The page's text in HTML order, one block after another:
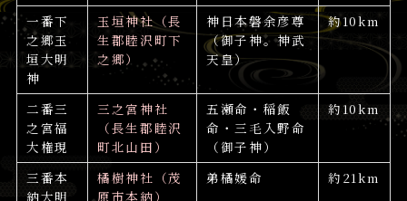
一番下
之郷玉
垣大明
神
玉垣神社（長
生郡睦沢町下
之郷）
神日本磐余彦尊
（御子神。神武
天皇）
約10km
二番三
之宮福
大権現
三之宮神社
（長生郡睦沢
町北山田）
五瀬命・稲飯
命・三毛入野命
（御子神）
約10km
三番本
納大明
橘樹神社（茂
原市本納）
弟橘媛命 約21km